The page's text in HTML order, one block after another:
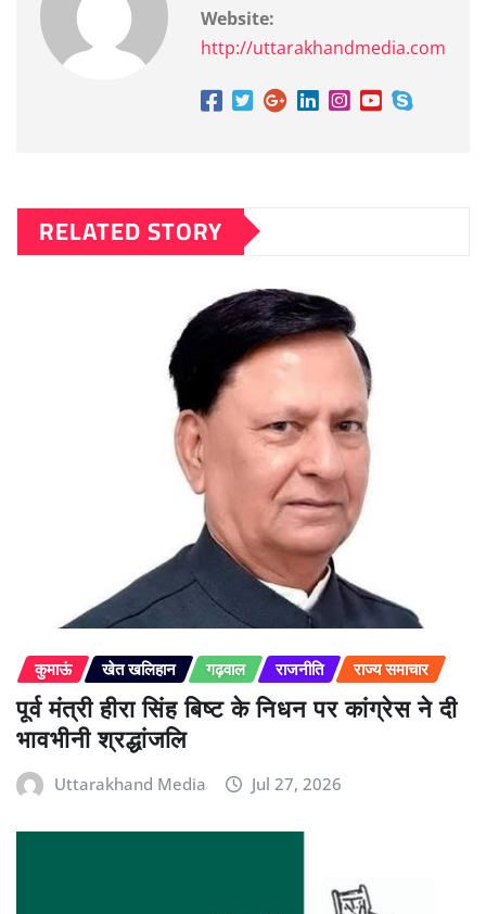
Website:
http://uttarakhandmedia.com
RELATED STORY
कुमाऊं खेत खलिहान गढ़वाल राजनीति राज्य समाचार
पूर्व मंत्री हीरा सिंह बिष्ट के निधन पर कांग्रेस ने दी
भावभीनी श्रद्धांजलि
Uttarakhand Media Jul 27, 2026